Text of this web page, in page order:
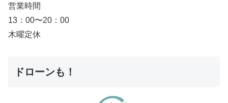
営業時間
13：00〜20：00
木曜定休
ドローンも！